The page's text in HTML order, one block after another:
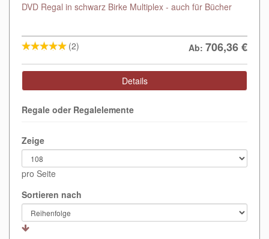
DVD Regal in schwarz Birke Multiplex - auch für Bücher
(2) Ab: 706,36€
Details
Regale oder Regalelemente
Zeige
pro Seite
Sortieren nach